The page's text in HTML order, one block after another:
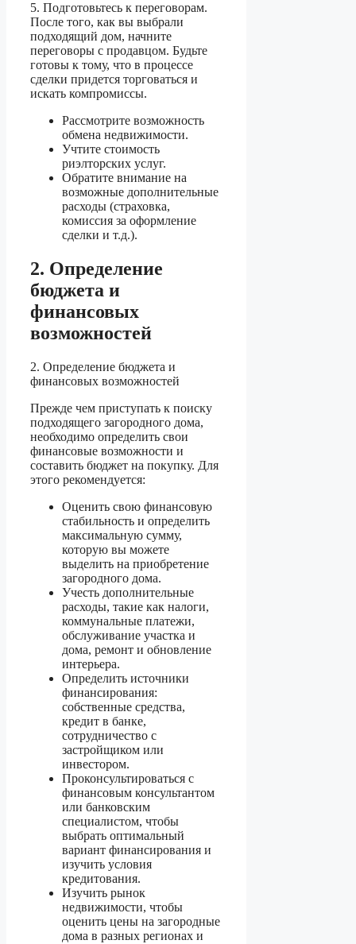
5. Подготовьтесь к переговорам.
После того, как вы выбрали
подходящий дом, начните
переговоры с продавцом. Будьте
готовы к тому, что в процессе
сделки придется торговаться и
искать компромиссы.
Рассмотрите возможность
обмена недвижимости.
Учтите стоимость
риэлторских услуг.
Обратите внимание на
возможные дополнительные
расходы (страховка,
комиссия за оформление
сделки и т.д.).
2. Определение
бюджета и
финансовых
возможностей
2. Определение бюджета и
финансовых возможностей
Прежде чем приступать к поиску
подходящего загородного дома,
необходимо определить свои
финансовые возможности и
составить бюджет на покупку. Для
этого рекомендуется:
Оценить свою финансовую
стабильность и определить
максимальную сумму,
которую вы можете
выделить на приобретение
загородного дома.
Учесть дополнительные
расходы, такие как налоги,
коммунальные платежи,
обслуживание участка и
дома, ремонт и обновление
интерьера.
Определить источники
финансирования:
собственные средства,
кредит в банке,
сотрудничество с
застройщиком или
инвестором.
Проконсультироваться с
финансовым консультантом
или банковским
специалистом, чтобы
выбрать оптимальный
вариант финансирования и
изучить условия
кредитования.
Изучить рынок
недвижимости, чтобы
оценить цены на загородные
дома в разных регионах и